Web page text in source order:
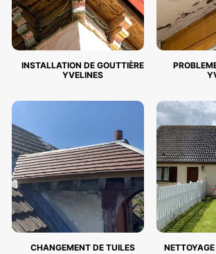
INSTALLATION DE GOUTTIÈRE
YVELINES
CHANGEMENT DE TUILES